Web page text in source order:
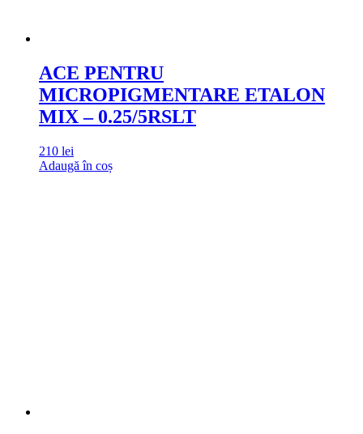
ACE PENTRU
MICROPIGMENTARE ETALON
MIX – 0.25/5RSLT
210 lei
Adaugă în coș